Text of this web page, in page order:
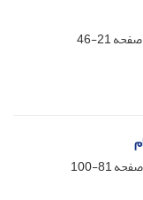
21-46
81-100